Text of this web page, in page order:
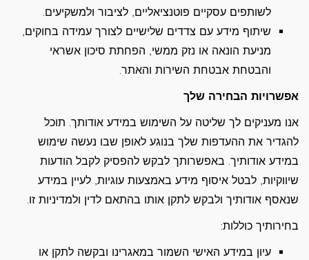
לשותפים עסקיים פוטנציאליים, לציבור ולמשקיעים.
שיתוף מידע עם צדדים שלישיים לצורך עמידה בחוקים,
מניעת הונאה או נזק ממשי, הפחתת סיכון אשראי
והבטחת אבטחת השירות והאתר.
אפשרויות הבחירה שלך
אנו מעניקים לך שליטה על השימוש במידע אודותך. תוכל
להגדיר את ההעדפות שלך בנוגע לאופן שבו נעשה שימוש
במידע אודותיך. באפשרותך לבקש להפסיק לקבל הודעות
שיווקיות, לבטל איסוף מידע באמצעות עוגיות, לעיין במידע
שנאסף אודותיך ולבקש לתקן אותו בהתאם לדין ולמדיניות זו.
בחירותיך כוללות:
עיון במידע האישי השמור במאגרינו ובקשה לתקן או